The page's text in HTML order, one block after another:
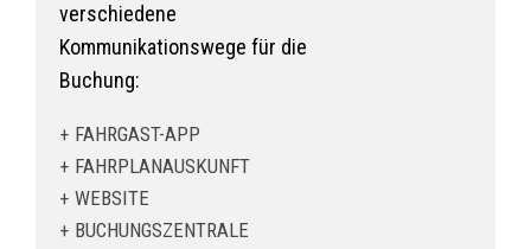
verschiedene
Kommunikationswege für die
Buchung:
FAHRGAST-APP
FAHRPLANAUSKUNFT
WEBSITE
BUCHUNGSZENTRALE